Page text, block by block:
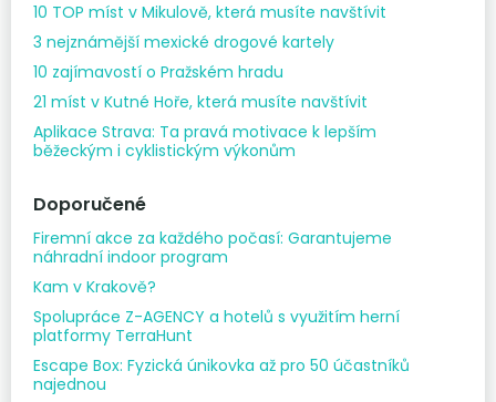
10 TOP míst v Mikulově, která musíte navštívit
3 nejznámější mexické drogové kartely
10 zajímavostí o Pražském hradu
21 míst v Kutné Hoře, která musíte navštívit
Aplikace Strava: Ta pravá motivace k lepším
běžeckým i cyklistickým výkonům
Doporučené
Firemní akce za každého počasí: Garantujeme
náhradní indoor program
Kam v Krakově?
Spolupráce Z-AGENCY a hotelů s využitím herní
platformy TerraHunt
Escape Box: Fyzická únikovka až pro 50 účastníků
najednou